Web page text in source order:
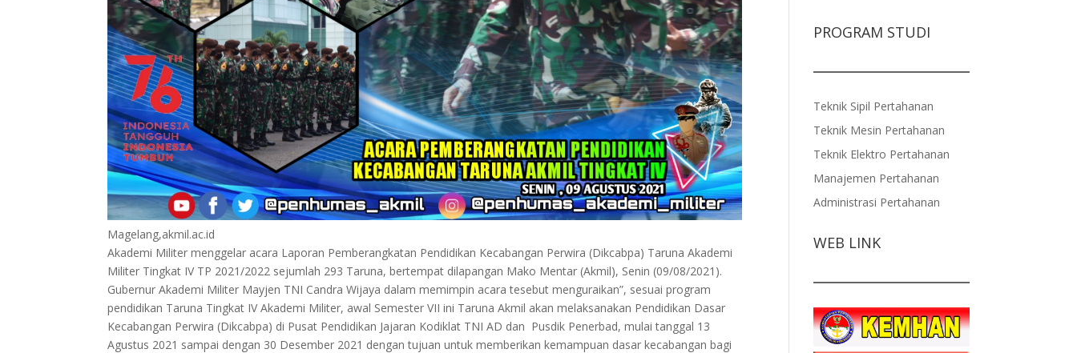
Magelang,akmil.ac.id
Akademi Militer menggelar acara Laporan Pemberangkatan Pendidikan Kecabangan Perwira (Dikcabpa) Taruna Akademi
Militer Tingkat IV TP 2021/2022 sejumlah 293 Taruna, bertempat dilapangan Mako Mentar (Akmil), Senin (09/08/2021).
Gubernur Akademi Militer Mayjen TNI Candra Wijaya dalam memimpin acara tesebut menguraikan”, sesuai program
pendidikan Taruna Tingkat IV Akademi Militer, awal Semester VII ini Taruna Akmil akan melaksanakan Pendidikan Dasar
Kecabangan Perwira (Dikcabpa) di Pusat Pendidikan Jajaran Kodiklat TNI AD dan Pusdik Penerbad, mulai tanggal 13
Agustus 2021 sampai dengan 30 Desember 2021 dengan tujuan untuk memberikan kemampuan dasar kecabangan bagi
PROGRAM STUDI
Teknik Sipil Pertahanan
Teknik Mesin Pertahanan
Teknik Elektro Pertahanan
Manajemen Pertahanan
Administrasi Pertahanan
WEB LINK